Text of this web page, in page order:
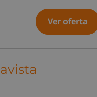
Ver oferta